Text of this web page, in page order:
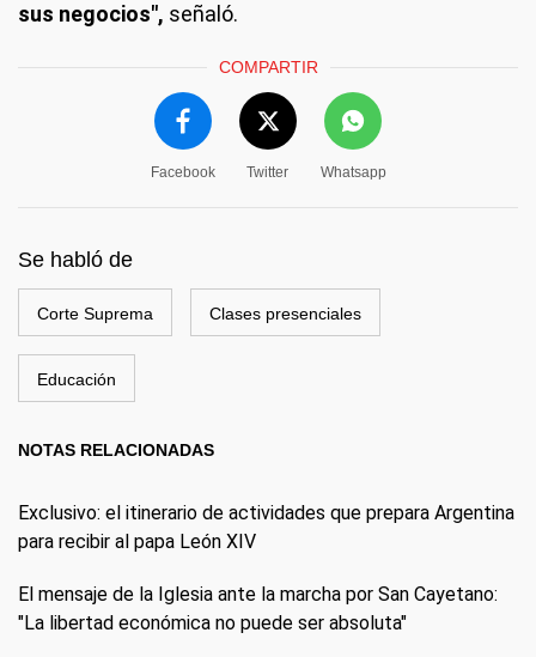
sus negocios", señaló.
COMPARTIR
Facebook Twitter Whatsapp
Se habló de
Corte Suprema Clases presenciales
Educación
NOTAS RELACIONADAS
Exclusivo: el itinerario de actividades que prepara Argentina
para recibir al papa León XIV
El mensaje de la Iglesia ante la marcha por San Cayetano:
"La libertad económica no puede ser absoluta"